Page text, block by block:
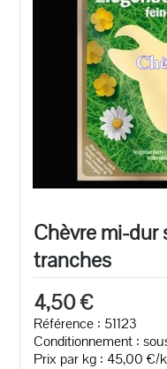
Chèvre mi-dur
tranches
4,50 €
Référence : 51123
Conditionnement :
Prix par kg : 45,00 €/